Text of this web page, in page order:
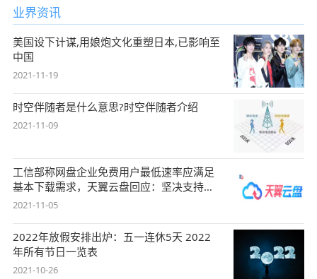
业界资讯
美国设下计谋,用娘炮文化重塑日本,已影响至
中国
2021-11-19
时空伴随者是什么意思?时空伴随者介绍
2021-11-09
工信部称网盘企业免费用户最低速率应满足
基本下载需求，天翼云盘回应：坚决支持，
始终
2021-11-05
2022年放假安排出炉：五一连休5天 2022
年所有节日一览表
2021-10-26